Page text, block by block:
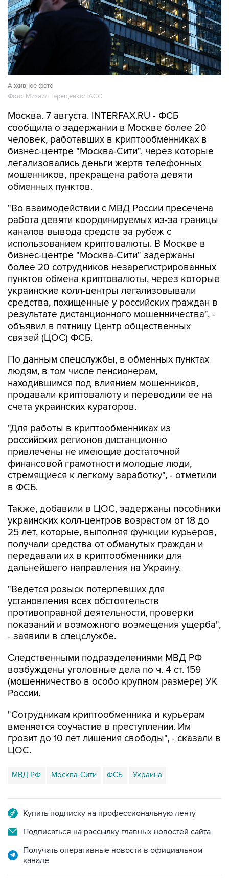
Архивное фото
Фото: Михаил Терещенко/ТАСС
Москва. 7 августа. INTERFAX.RU - ФСБ
сообщила о задержании в Москве более 20
человек, работавших в криптообменниках в
бизнес-центре "Москва-Сити", через которые
легализовались деньги жертв телефонных
мошенников, прекращена работа девяти
обменных пунктов.
"Во взаимодействии с МВД России пресечена
работа девяти координируемых из-за границы
каналов вывода средств за рубеж с
использованием криптовалюты. В Москве в
бизнес-центре "Москва-Сити" задержаны
более 20 сотрудников незарегистрированных
пунктов обмена криптовалюты, через которые
украинские колл-центры легализовывали
средства, похищенные у российских граждан в
результате дистанционного мошенничества", -
объявил в пятницу Центр общественных
связей (ЦОС) ФСБ.
По данным спецслужбы, в обменных пунктах
людям, в том числе пенсионерам,
находившимся под влиянием мошенников,
продавали криптовалюту и переводили ее на
счета украинских кураторов.
"Для работы в криптообменниках из
российских регионов дистанционно
привлечены не имеющие достаточной
финансовой грамотности молодые люди,
стремящиеся к легкому заработку", - отметили
в ФСБ.
Также, добавили в ЦОС, задержаны пособники
украинских колл-центров возрастом от 18 до
25 лет, которые, выполняя функции курьеров,
получали средства от обманутых граждан и
передавали их в криптообменники для
дальнейшего направления на Украину.
"Ведется розыск потерпевших для
установления всех обстоятельств
противоправной деятельности, проверки
показаний и возможного возмещения ущерба",
- заявили в спецслужбе.
Следственными подразделениями МВД РФ
возбуждены уголовные дела по ч. 4 ст. 159
(мошенничество в особо крупном размере) УК
России.
"Сотрудникам криптообменника и курьерам
вменяется соучастие в преступлении. Им
грозит до 10 лет лишения свободы", - сказали в
ЦОС.
МВД РФ Москва-Сити ФСБ Украина
Купить подписку на профессиональную ленту
Подписаться на рассылку главных новостей сайта
Получать оперативные новости в официальном
канале